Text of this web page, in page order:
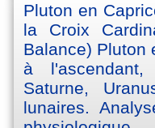
Pluton en
la Croix
Balance) Pluton
à
Saturne,
lunaires.